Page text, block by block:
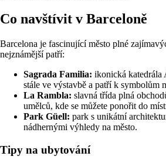
Co navštívit v Barceloně
Barcelona je fascinující město plné
nejznámější patří:
Sagrada Familia: ikonická katedrála
stále ve výstavbě a patří k symbolům
La Rambla: slavná třída plná
umělců, kde se můžete ponořit do
Park Güell: park s unikátní
nádhernými výhledy na město.
Tipy na ubytování